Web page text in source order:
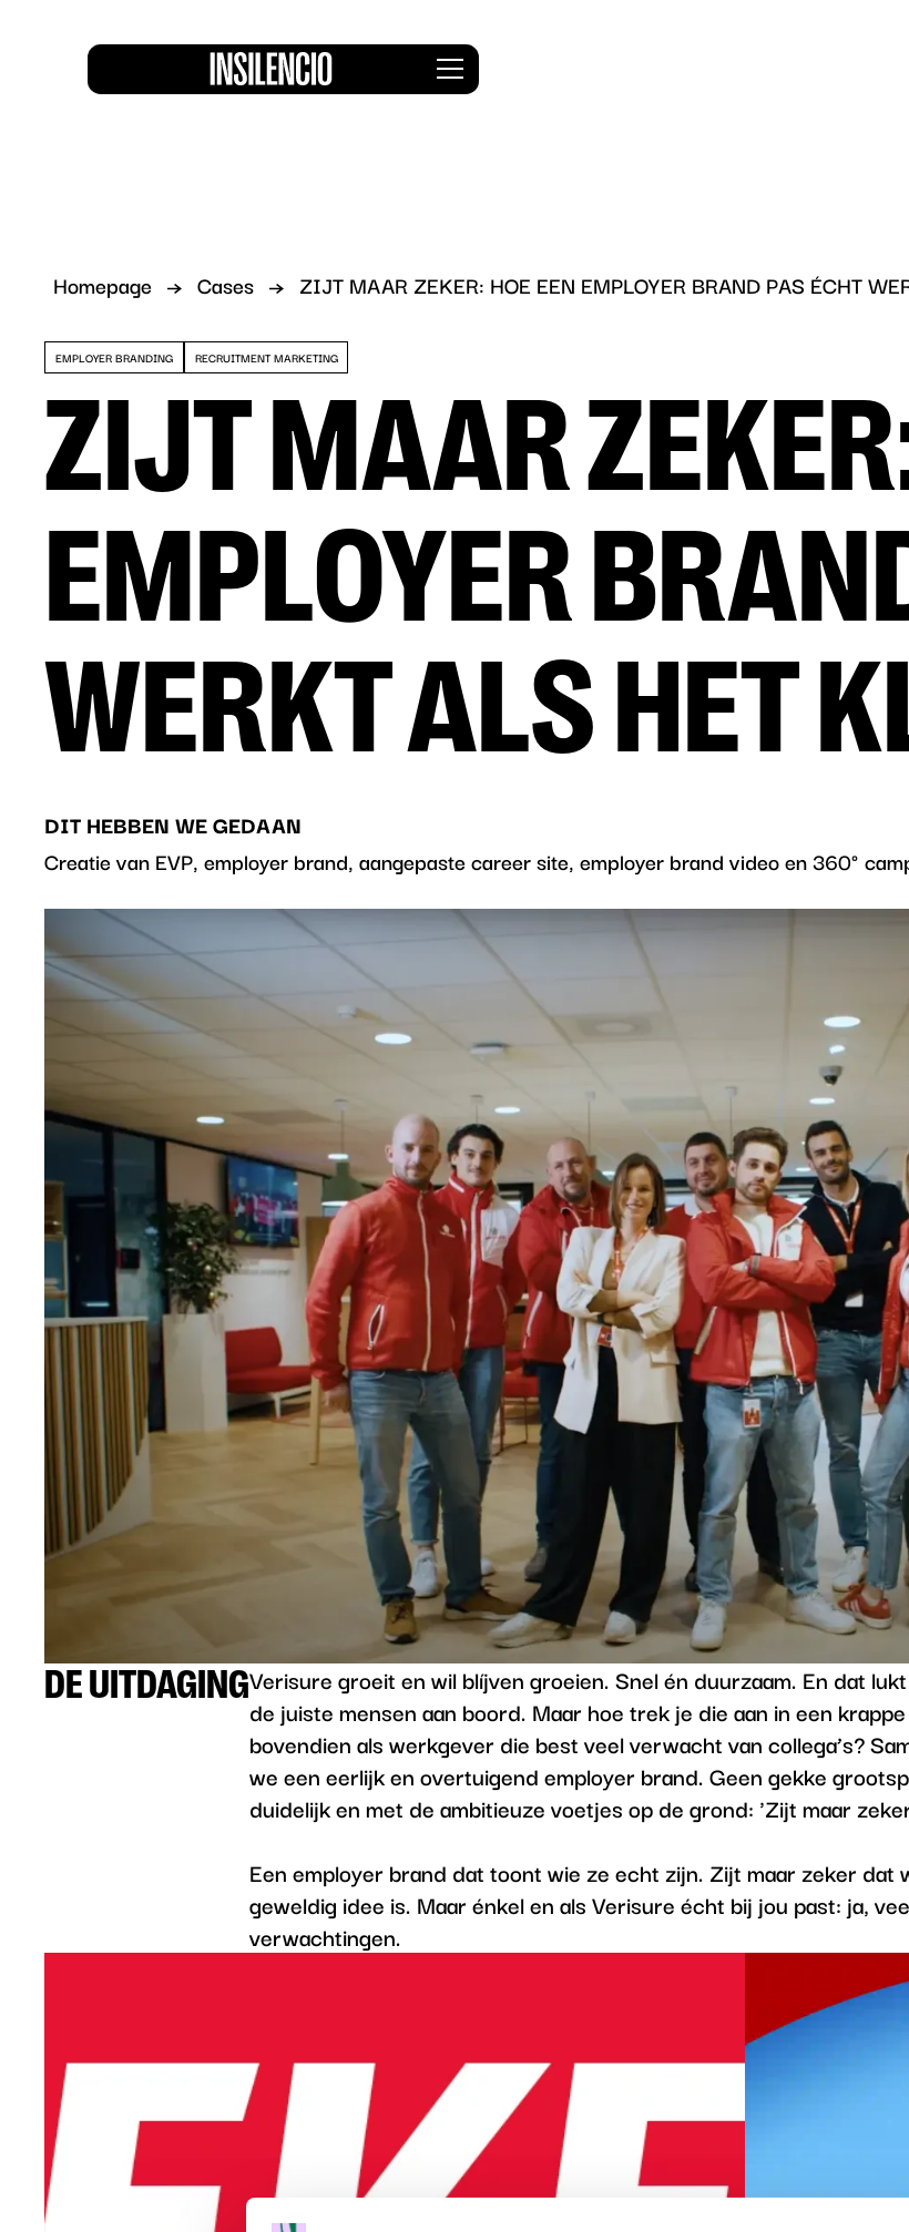
Insilencio
logo
Menu
Homepage Cases ZIJT MAAR ZEKER: HOE EEN EMPLOYER BRAND PAS ÉCHT
EMPLOYER BRANDING RECRUITMENT MARKETING
ZIJT MAAR
EMPLOYER
WERKT ALS HET
DIT HEBBEN WE GEDAAN
Creatie van EVP, employer brand, aangepaste career site, employer brand video en 360°
DE UITDAGINGVerisure groeit en wil blíjven groeien. Snel én duurzaam. En dat
de juiste mensen aan boord. Maar hoe trek je die aan in een
bovendien als werkgever die best veel verwacht van collega’s?
we een eerlijk en overtuigend employer brand. Geen gekke
duidelijk en met de ambitieuze voetjes op de grond: 'Zijt maar
Een employer brand dat toont wie ze echt zijn. Zijt maar zeker dat
geweldig idee is. Maar énkel en als Verisure écht bij jou past: ja,
verwachtingen.